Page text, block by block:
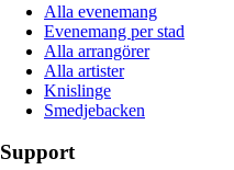
Alla evenemang
Evenemang per stad
Alla arrangörer
Alla artister
Knislinge
Smedjebacken
Support